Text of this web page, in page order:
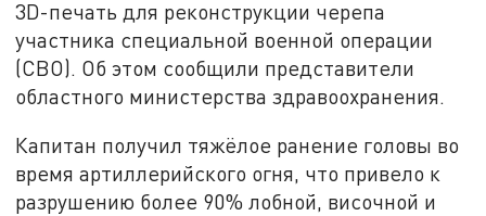
3D-печать для реконструкции черепа
участника специальной военной операции
(СВО). Об этом сообщили представители
областного министерства здравоохранения.
Капитан получил тяжёлое ранение головы во
время артиллерийского огня, что привело к
разрушению более 90% лобной, височной и